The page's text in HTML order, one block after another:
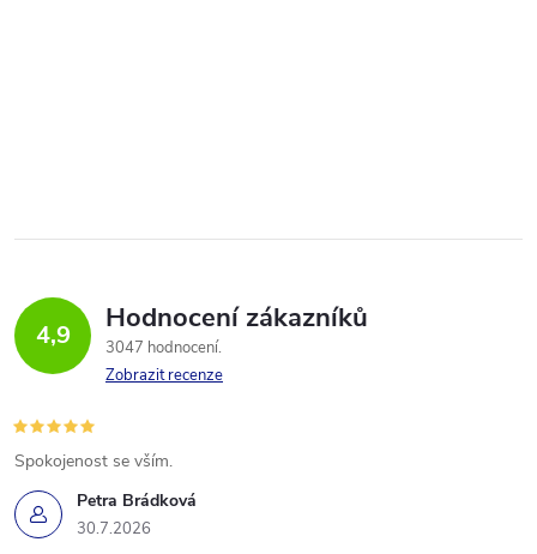
4,9 Hodnocení zákazníků
3047 hodnocení
Zobrazit recenze
Petra Brádková
30.7.2026
Spokojenost se vším.